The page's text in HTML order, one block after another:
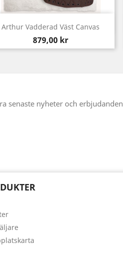
Arthur Vadderad Väst Canvas
Pris
879,00 kr
Snabbvy
senaste nyheter och erbjudanden